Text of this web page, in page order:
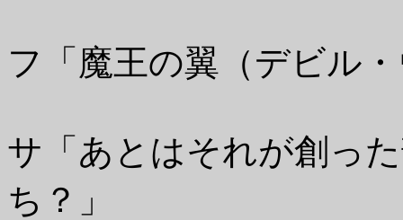
フ「魔王の翼（デビル
サ「あとはそれが創っ
ち？」